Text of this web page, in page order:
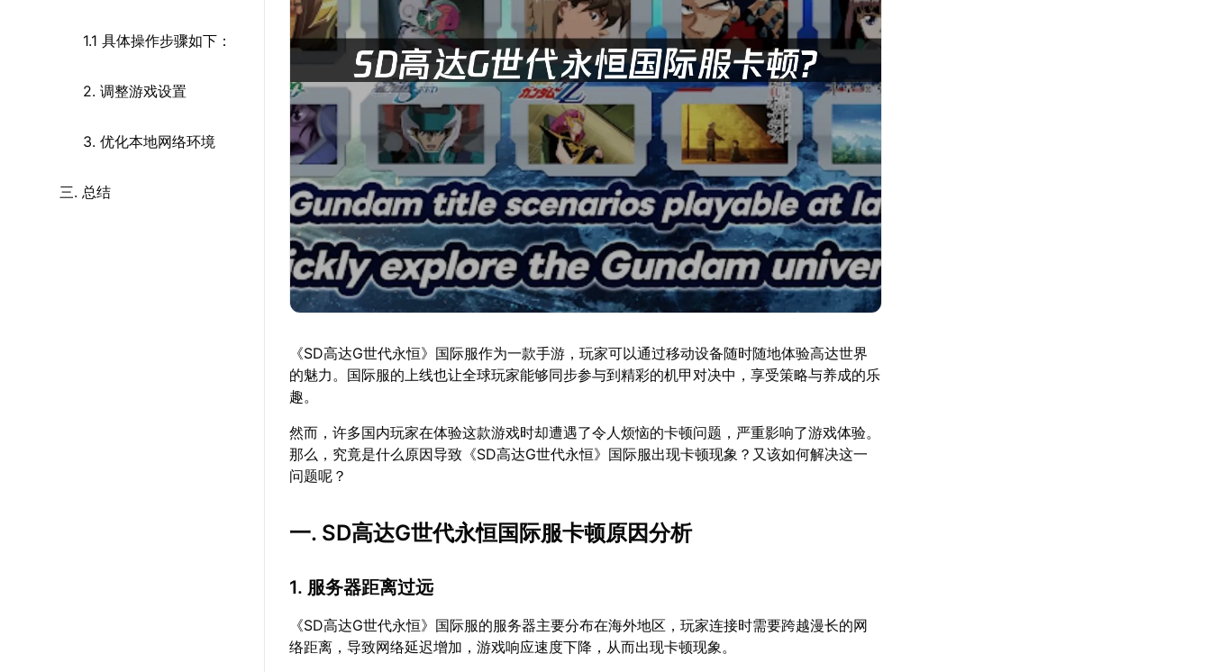
1.1 具体操作步骤如下：
2. 调整游戏设置
3. 优化本地网络环境
三. 总结
《SD高达G世代永恒》国际服作为一款手游，玩家可以通过移动设备随时随地体验高达世界
的魅力。国际服的上线也让全球玩家能够同步参与到精彩的机甲对决中，享受策略与养成的乐
趣。
然而，许多国内玩家在体验这款游戏时却遭遇了令人烦恼的卡顿问题，严重影响了游戏体验。
那么，究竟是什么原因导致《SD高达G世代永恒》国际服出现卡顿现象？又该如何解决这一
问题呢？
一. SD高达G世代永恒国际服卡顿原因分析
1. 服务器距离过远
《SD高达G世代永恒》国际服的服务器主要分布在海外地区，玩家连接时需要跨越漫长的网
络距离，导致网络延迟增加，游戏响应速度下降，从而出现卡顿现象。